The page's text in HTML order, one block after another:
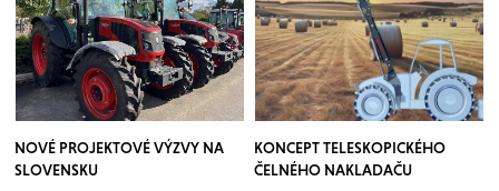
NOVÉ PROJEKTOVÉ VÝZVY NA
SLOVENSKU
KONCEPT TELESKOPICKÉHO
ČELNÉHO NAKLADAČU